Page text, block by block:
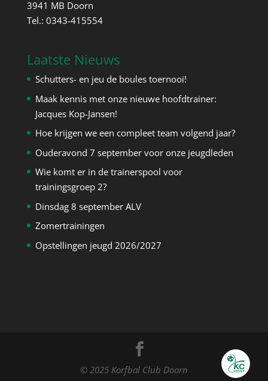
3941 MB Doorn
Tel.: 0343-415554
Laatste Nieuws
Schutters- en jeu de boules toernooi!
Maak kennis met onze nieuwe hoofdtrainer:
Jacques Kop-Jansen!
Hoe krijgen we een compleet team volgend jaar?
Ouderavond 7 september voor onze jeugdleden
Wie komt er in de trainerspool voor
trainingsgroep 2?
Dinsdag 8 september ALV
Zomertrainingen
Opstellingen jeugd 2026/2027
© 2025 Korfbal Club Doorn